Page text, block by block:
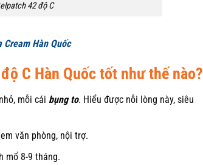
42 độ C
Hàn Quốc
C Hàn Quốc tốt như thế nào?
mỗi cái bụng to. Hiểu được nỗi lòng này, siêu
văn phòng, nội trợ.
mổ 8-9 tháng.